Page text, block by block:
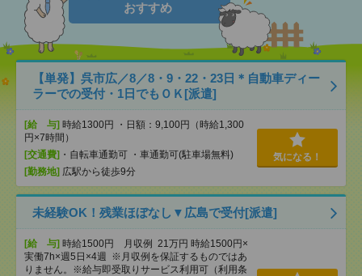
おすすめ
【単発】呉市広／8／8・9・22・23日＊自動車ディー
ラーでの受付・1日でもＯＫ[派遣]
[給 与] 時給1300円 ・日額：9,100円（時給1,300
円×7時間）
[交通費] ・自転車通勤可 ・車通勤可(駐車場無料)
[勤務地] 広駅から徒歩9分
気になる！
未経験OK！残業ほぼなし▼広島で受付[派遣]
[給 与] 時給1500円 月収例 21万円 時給1500円×
実働7h×週5日×4週 ※月収例を保証するものではあ
りません。※給与即受取りサービス利用可（利用条